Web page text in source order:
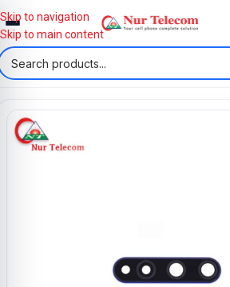
Skip to navigation
Skip to main content